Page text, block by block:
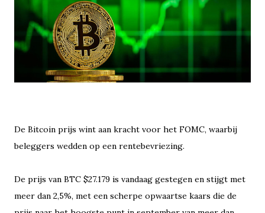
De Bitcoin prijs wint aan kracht voor het FOMC, waarbij
beleggers wedden op een rentebevriezing.
De prijs van BTC $27.179 is vandaag gestegen en stijgt met
meer dan 2,5%, met een scherpe opwaartse kaars die de